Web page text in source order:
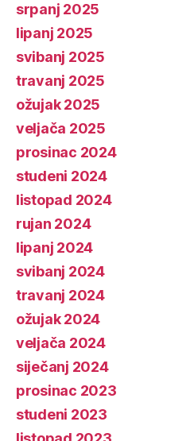
srpanj 2025
lipanj 2025
svibanj 2025
travanj 2025
ožujak 2025
veljača 2025
prosinac 2024
studeni 2024
listopad 2024
rujan 2024
lipanj 2024
svibanj 2024
travanj 2024
ožujak 2024
veljača 2024
siječanj 2024
prosinac 2023
studeni 2023